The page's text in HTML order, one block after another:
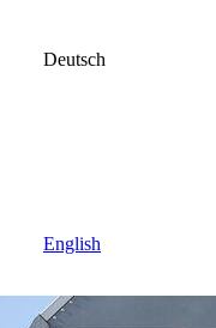
Deutsch
English